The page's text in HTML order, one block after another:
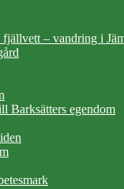
– vandring i
Barksätters egendom